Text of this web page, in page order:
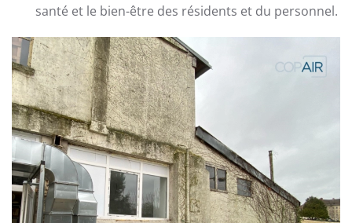
santé et le bien-être des résidents et du personnel.